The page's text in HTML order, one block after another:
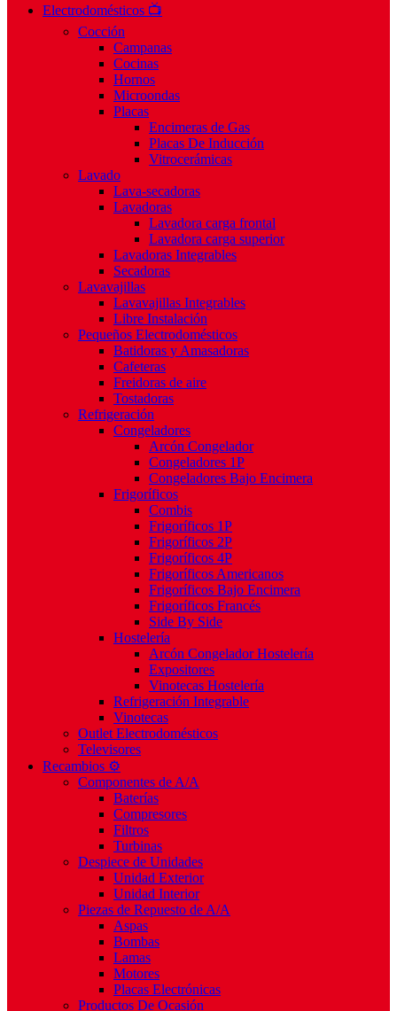
Electrodomésticos 📺
Cocción
Campanas
Cocinas
Hornos
Microondas
Placas
Encimeras de Gas
Placas De Inducción
Vitrocerámicas
Lavado
Lava-secadoras
Lavadoras
Lavadora carga frontal
Lavadora carga superior
Lavadoras Integrables
Secadoras
Lavavajillas
Lavavajillas Integrables
Libre Instalación
Pequeños Electrodomésticos
Batidoras y Amasadoras
Cafeteras
Freidoras de aire
Tostadoras
Refrigeración
Congeladores
Arcón Congelador
Congeladores 1P
Congeladores Bajo Encimera
Frigoríficos
Combis
Frigoríficos 1P
Frigoríficos 2P
Frigoríficos 4P
Frigoríficos Americanos
Frigoríficos Bajo Encimera
Frigoríficos Francés
Side By Side
Hostelería
Arcón Congelador Hostelería
Expositores
Vinotecas Hostelería
Refrigeración Integrable
Vinotecas
Outlet Electrodomésticos
Televisores
Recambios ⚙️
Componentes de A/A
Baterías
Compresores
Filtros
Turbinas
Despiece de Unidades
Unidad Exterior
Unidad Interior
Piezas de Repuesto de A/A
Aspas
Bombas
Lamas
Motores
Placas Electrónicas
Productos De Ocasión